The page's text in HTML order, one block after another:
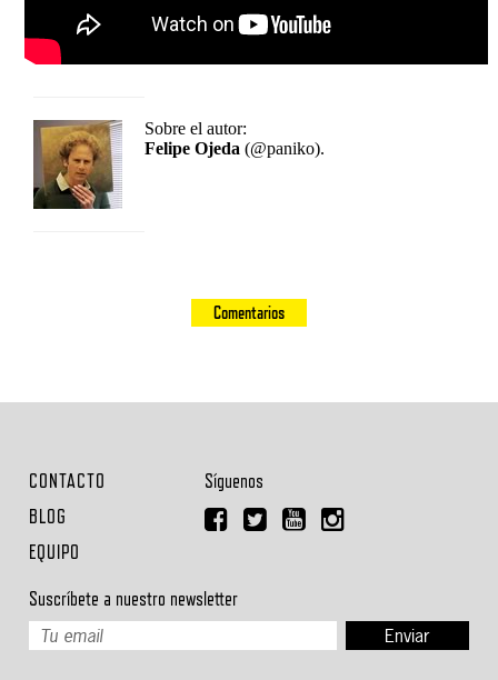
Sobre el autor:
Felipe Ojeda (@paniko).
Comentarios
CONTACTO
BLOG
EQUIPO
Síguenos
Suscríbete a nuestro newsletter